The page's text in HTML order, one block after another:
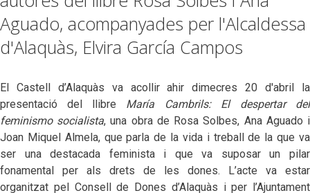
Aguado, acompanyades per l'Alcaldessa
d'Alaquàs, Elvira García Campos
El Castell d’Alaquàs va acollir ahir dimecres 20 d'abril la
presentació del llibre María Cambrils: El despertar del
feminismo socialista, una obra de Rosa Solbes, Ana Aguado i
Joan Miquel Almela, que parla de la vida i treball de la que va
ser una destacada feminista i que va suposar un pilar
fonamental per als drets de les dones. L’acte va estar
organitzat pel Consell de Dones d’Alaquàs i per l’Ajuntament